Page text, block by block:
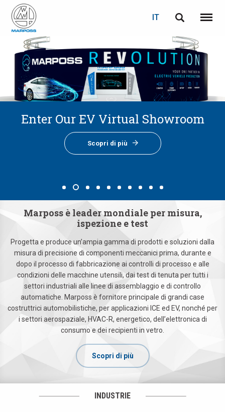
Marposs
S.p.A.
IT
Menu
Enter Our EV Virtual Showroom
Scopri di più
Optical Gauging
Scopri di più
soluzioni per
INDUSTRIA DELLA MACCHINA UTENSILE
soluzioni per
INDUSTRIA AUTOMOBILISTICA
soluzioni per
INDUSTRIA AERONAUTICA
soluzioni per
INDUSTRIA HI-TECH
soluzioni per
CONTENITORI IN VETRO
soluzioni per
HVAC INDUSTRY
Marposs è leader mondiale per misura,
ispezione e test
Progetta e produce un’ampia gamma di prodotti e soluzioni dalla
misura di precisione di componenti meccanici prima, durante e
dopo il processo di fabbricazione ai controlli di processo e alle
condizioni delle macchine utensili, dai test di tenuta per tutti i
settori industriali alle linee di assemblaggio e di controllo
automatiche. Marposs è fornitore principale di grandi case
costruttrici automobilistiche, per applicazioni ICE ed EV, nonché per
i settori aerospaziale, HVAC-R, energetico, dell’elettronica di
consumo e dei recipienti in vetro.
Scopri di più
INDUSTRIE
Deutsch
Italiano
Français
Español
日本語 (Japanese)
한국어 (Korean)
LOGIN
E-mail
Se non sei ancora registrato, fallo ora: è gratis! Clicca qui!